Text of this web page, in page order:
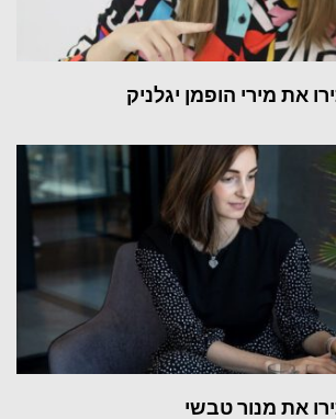
את מירי הופמן יגלניק
את מנור טבשי